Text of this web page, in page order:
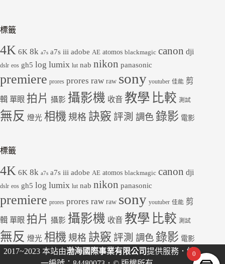
標籤
4K 6K 8k a7s a7s iii adobe AE atomos blackmagic canon dji
dslr eos gh5 log lumix lut nab nikon panasonic
premiere prores prores raw raw sony youtuber 佳能 剪
輯 單眼 拍片 攝影 攝影機 收音 教學 比較 測試
無反 燈光 相機 規格 訣竅 評測 調色 錄影 電影
標籤
4K 6K 8k a7s a7s iii adobe AE atomos blackmagic canon dji
dslr eos gh5 log lumix lut nab nikon panasonic
premiere prores prores raw raw sony youtuber 佳能 剪
輯 單眼 拍片 攝影 攝影機 收音 教學 比較 測試
無反 燈光 相機 規格 訣竅 評測 調色 錄影 電影
2017~2023 本站由渤海國際事業有限公司提供服務．統0